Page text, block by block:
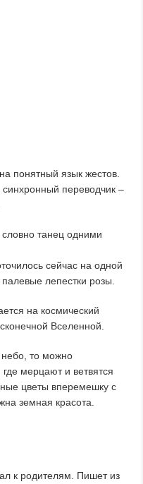
понятный язык жестов.
переводчик –
танец одними
сейчас на одной
лепестки розы.
на космический
Вселенной.
небо, то можно
где мерцают и ветвятся
цветы вперемешку с
земная красота.
к родителям. Пишет из